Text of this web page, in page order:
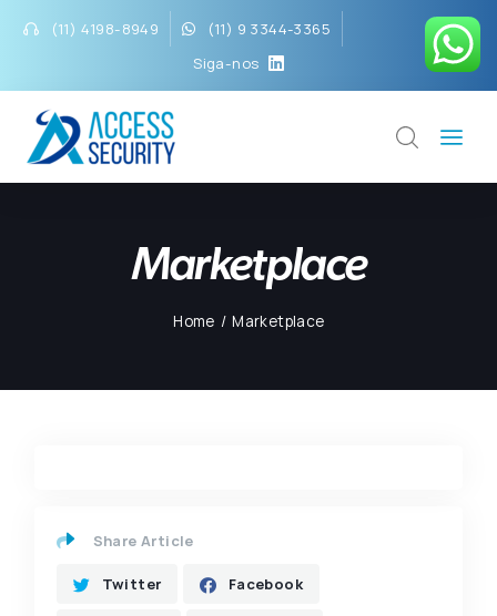
(11) 4198-8949
(11) 9 3344-3365
Siga-nos
Marketplace
Home Marketplace
Share Article
Twitter Facebook